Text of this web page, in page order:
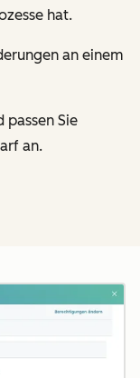
hat.
an einem
passen Sie
an.